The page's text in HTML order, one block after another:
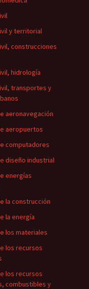
y territorial
construcciones
hidrología
transportes y
aeronavegación
aeropuertos
computadores
diseño industrial
energías
la construcción
la energía
los materiales
los recursos
los recursos
combustibles y